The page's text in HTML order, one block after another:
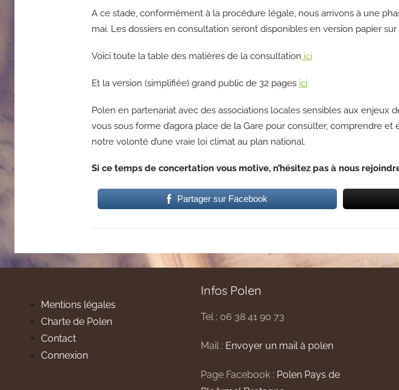
A ce stade, conformément à la procédure légale, nous arrivons à une
mai. Les dossiers en consultation seront disponibles en version papier
Voici toute la table des matières de la consultation ici
Et la version (simplifiée) grand public de 32 pages ici
Polen en partenariat avec des associations locales sensibles aux enjeux
vous sous forme d’agora place de la Gare pour consulter, comprendre
notre volonté d’une vraie loi climat au plan national.
Si ce temps de concertation vous motive, n’hésitez pas à nous
Partager sur Facebook
Mentions légales
Charte de Polen
Contact
Connexion
Infos Polen
Tel : 06 38 41 90 73
Mail : Envoyer un mail à polen
Page Facebook : Polen Pays de